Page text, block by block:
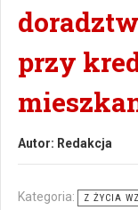
przy
Autor: Redakcja
Kategoria: Z ŻYCIA